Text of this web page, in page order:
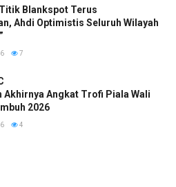
Blankspot Terus
Ahdi Optimistis Seluruh Wilayah
7
Akhirnya Angkat Trofi Piala Wali
2026
4